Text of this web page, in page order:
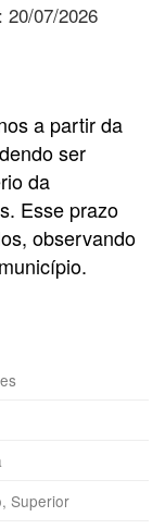
: 20/07/2026
a partir da
ser
da
Esse prazo
observando
Superior